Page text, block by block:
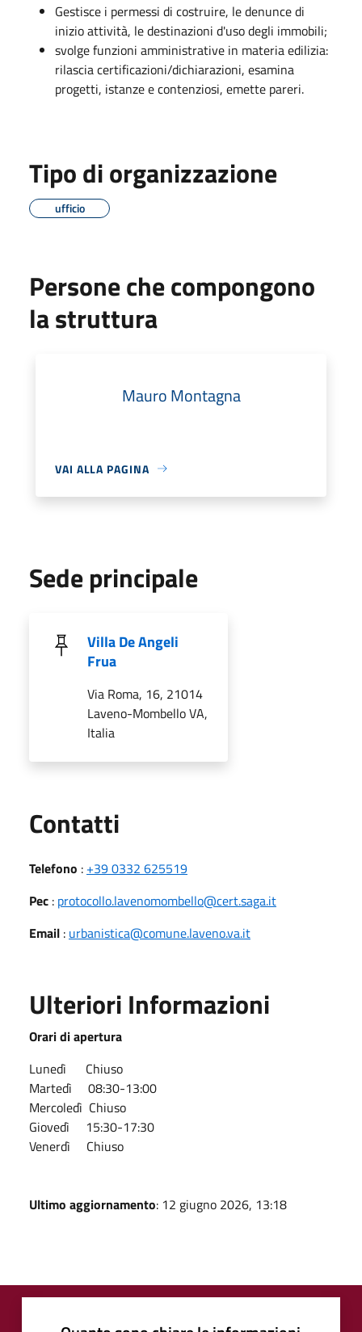
Gestisce i permessi di costruire, le denunce di
inizio attività, le destinazioni d'uso degli immobili;
svolge funzioni amministrative in materia edilizia:
rilascia certificazioni/dichiarazioni, esamina
progetti, istanze e contenziosi, emette pareri.
Tipo di organizzazione
ufficio
Persone che compongono
la struttura
Mauro Montagna
VAI ALLA PAGINA
Sede principale
Villa De Angeli
Frua
Via Roma, 16, 21014
Laveno-Mombello VA,
Italia
Contatti
Telefono : +39 0332 625519
Pec : protocollo.lavenomombello@cert.saga.it
Email : urbanistica@comune.laveno.va.it
Ulteriori Informazioni
Orari di apertura
Lunedì Chiuso
Martedì 08:30-13:00
Mercoledì Chiuso
Giovedì 15:30-17:30
Venerdì Chiuso
Ultimo aggiornamento: 12 giugno 2026, 13:18